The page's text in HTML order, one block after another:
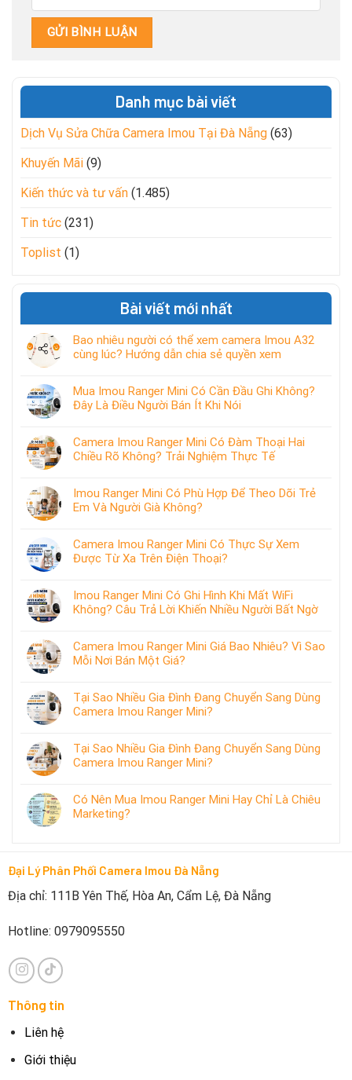
Danh mục bài viết
Dịch Vụ Sửa Chữa Camera Imou Tại Đà Nẵng (63)
Khuyến Mãi (9)
Kiến thức và tư vấn (1.485)
Tin tức (231)
Toplist (1)
Bài viết mới nhất
Bao nhiêu người có thể xem camera Imou A32
cùng lúc? Hướng dẫn chia sẻ quyền xem
Mua Imou Ranger Mini Có Cần Đầu Ghi Không?
Đây Là Điều Người Bán Ít Khi Nói
Camera Imou Ranger Mini Có Đàm Thoại Hai
Chiều Rõ Không? Trải Nghiệm Thực Tế
Imou Ranger Mini Có Phù Hợp Để Theo Dõi Trẻ
Em Và Người Già Không?
Camera Imou Ranger Mini Có Thực Sự Xem
Được Từ Xa Trên Điện Thoại?
Imou Ranger Mini Có Ghi Hình Khi Mất WiFi
Không? Câu Trả Lời Khiến Nhiều Người Bất Ngờ
Camera Imou Ranger Mini Giá Bao Nhiêu? Vì Sao
Mỗi Nơi Bán Một Giá?
Tại Sao Nhiều Gia Đình Đang Chuyển Sang Dùng
Camera Imou Ranger Mini?
Tại Sao Nhiều Gia Đình Đang Chuyển Sang Dùng
Camera Imou Ranger Mini?
Có Nên Mua Imou Ranger Mini Hay Chỉ Là Chiêu
Marketing?
Đại Lý Phân Phối Camera Imou Đà Nẵng
Địa chỉ: 111B Yên Thế, Hòa An, Cẩm Lệ, Đà Nẵng
Hotline: 0979095550
Thông tin
Liên hệ
Giới thiệu